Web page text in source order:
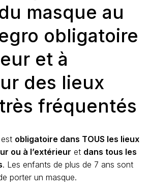
masque au
obligatoire
et à
des lieux
fréquentés
obligatoire dans TOUS les lieux
ou à l’extérieur et dans tous les
. Les enfants de plus de 7 ans sont
porter un masque.